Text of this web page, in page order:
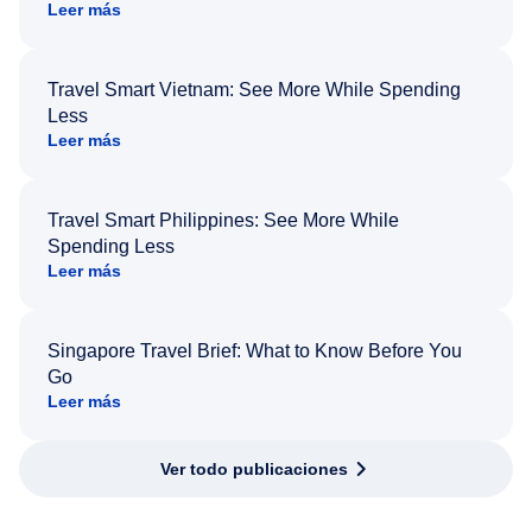
Leer más
Travel Smart Vietnam: See More While Spending
Less
Leer más
Travel Smart Philippines: See More While
Spending Less
Leer más
Singapore Travel Brief: What to Know Before You
Go
Leer más
Ver todo publicaciones